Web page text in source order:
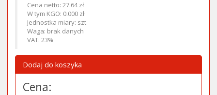
Cena netto: 27.64 zł
W tym KGO: 0.000 zł
Jednostka miary: szt
Waga: brak danych
VAT: 23%
Dodaj do koszyka
Cena: